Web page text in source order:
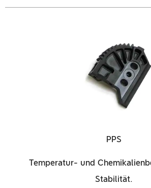
PPS
Temperatur- und
Stabilität.